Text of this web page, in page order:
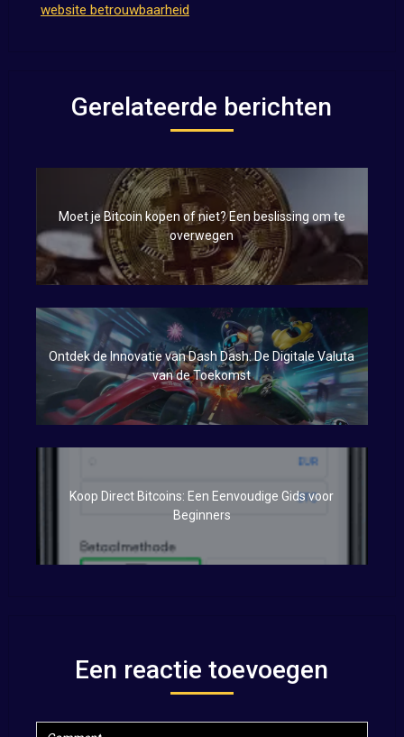
website betrouwbaarheid
Gerelateerde berichten
Moet je Bitcoin kopen of niet? Een beslissing om te
overwegen
Ontdek de Innovatie van Dash Dash: De Digitale Valuta
van de Toekomst
Koop Direct Bitcoins: Een Eenvoudige Gids voor
Beginners
Een reactie toevoegen